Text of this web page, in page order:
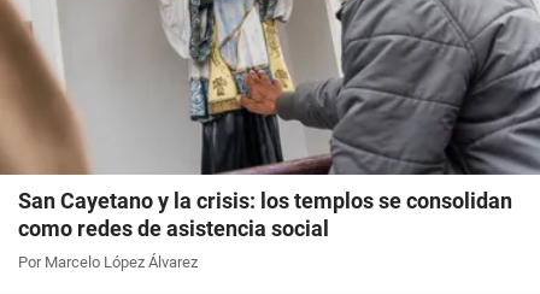
San Cayetano y la crisis: los templos se consolidan
como redes de asistencia social
Por Marcelo López Álvarez